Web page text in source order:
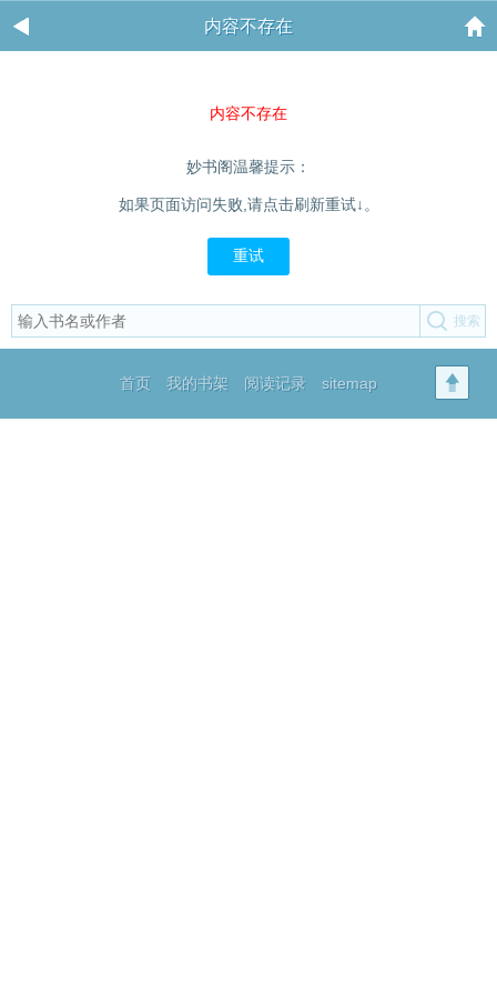
内容不存在
内容不存在
妙书阁温馨提示：
如果页面访问失败,请点击刷新重试↓。
重试
首页 我的书架 阅读记录 sitemap